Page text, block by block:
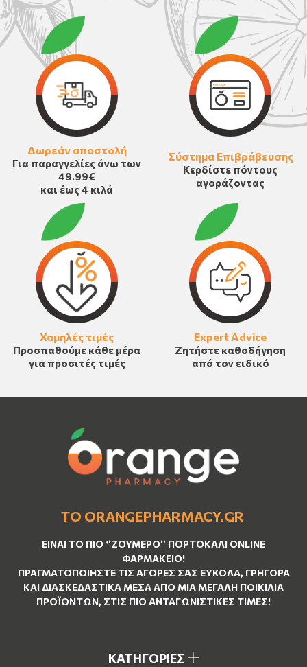
Δωρεάν αποστολή
Για παραγγελίες άνω των
49.99€
και έως 4 κιλά
Σύστημα Επιβράβευσης
Κερδίστε πόντους
αγοράζοντας
Χαμηλές τιμές
Προσπαθούμε κάθε μέρα
για προσιτές τιμές
Expert Advice
Ζητήστε καθοδήγηση
από τον ειδικό
ΤΟ ORANGEPHARMACY.GR
ΕΊΝΑΙ ΤO ΠΙΟ ‘’ΖΟΥΜΕΡΌ’’ ΠΟΡΤΟΚΑΛΊ ΟNLINE
ΦΑΡΜΑΚΕΊΟ!
ΠΡΑΓΜΑΤΟΠΟΙΉΣΤΕ ΤΙΣ ΑΓΟΡΈΣ ΣΑΣ ΕΎΚΟΛΑ, ΓΡΉΓΟΡΑ
ΚΑΙ ΔΙΑΣΚΕΔΑΣΤΙΚΆ ΜΈΣΑ ΑΠΌ ΜΙΑ ΜΕΓΆΛΗ ΠΟΙΚΙΛΊΑ
ΠΡΟΪΌΝΤΩΝ, ΣΤΙΣ ΠΙΟ ΑΝΤΑΓΩΝΙΣΤΙΚΈΣ ΤΙΜΈΣ!
ΚΑΤΗΓΟΡΙΕΣ